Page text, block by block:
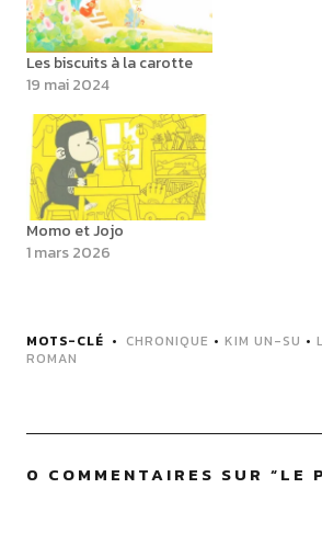
Les biscuits à la carotte
19 mai 2024
Momo et Jojo
1 mars 2026
MOTS-CLÉ CHRONIQUE • KIM UN-SU •
ROMAN
0 COMMENTAIRES SUR “LE